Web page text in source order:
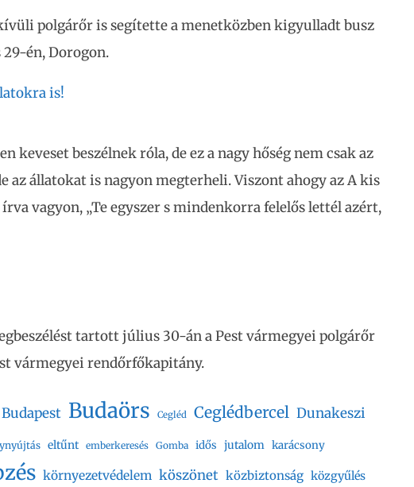
polgárőr is segítette a menetközben kigyulladt busz
én, Dorogon.
is!
keveset beszélnek róla, de ez a nagy hőség nem csak az
az állatokat is nagyon megterheli. Viszont ahogy az A kis
vagyon, „Te egyszer s mindenkorra felelős lettél azért,
tartott július 30-án a Pest vármegyei polgárőr
vármegyei rendőrfőkapitány.
Budapest Budaörs Cegléd Ceglédbercel Dunakeszi
eltűnt emberkeresés Gomba idős jutalom karácsony
környezetvédelem köszönet közbiztonság közgyűlés